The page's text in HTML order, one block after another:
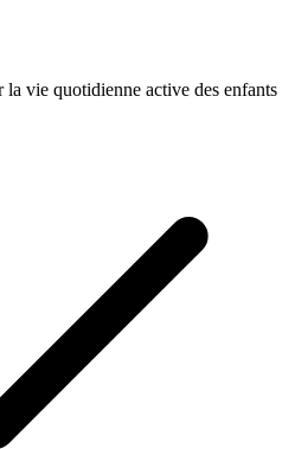
la vie quotidienne active des enfants